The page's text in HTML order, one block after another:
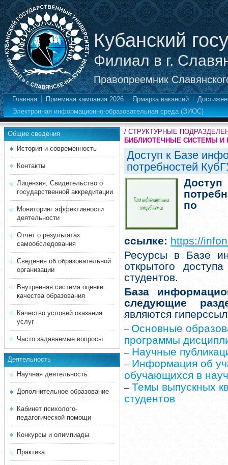
Кубанский
Филиал в г.
Правопреемник
Главная Приемная кампания 2026 Ярмарка вакансий
Электронная информационно-образовательная среда (ЭИОС)
Общие сведения
История и современность
Контакты
Лицензия, Свидетельство о
государственной аккредитации
Мониторинг эффективности
деятельности
Отчет о результатах
самообследования
Сведения об образовательной
организации
Внутренняя система оценки
качества образования
Качество условий оказания
услуг
Часто задаваемые вопросы
Деятельность
Научная деятельность
Дополнительное образование
Кабинет психолого-
педагогической помощи
Конкурсы и олимпиады
Практика
/ СТРУКТУРНЫЕ
БИБЛИОТЕЧНЫЕ СИСТЕМЫ И
Доступ к Базе
потребностей
Доступ
по
ссылке: https://
Ресурсы в Базе
открытого
студентов.
База
следующие
являются
– Основные
программы
– Научные
– Информация об
обучающихся в
– Темы выпускных
студентов